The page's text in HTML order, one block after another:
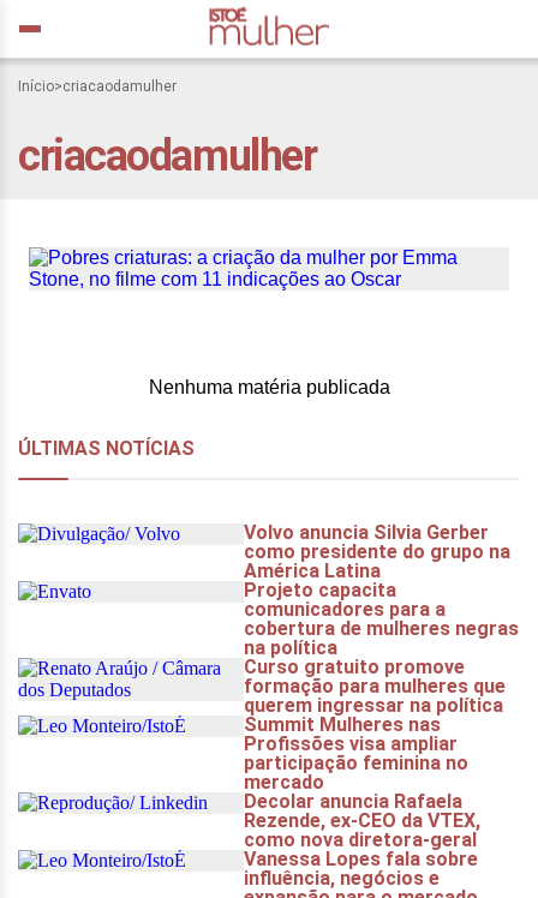
Início>criacaodamulher
criacaodamulher
Pobres criaturas: a
Emma Stone, no filme
Nenhuma matéria publicada